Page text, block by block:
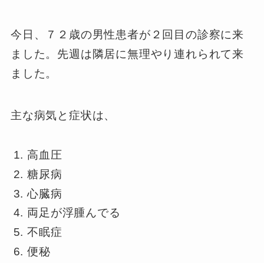
今日、７２歳の男性患者が２回目の診察に来
ました。先週は隣居に無理やり連れられて来
ました。
主な病気と症状は、
高血圧
糖尿病
心臓病
両足が浮腫んでる
不眠症
便秘